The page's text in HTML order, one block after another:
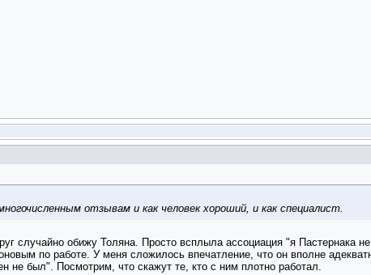
отзывам и как человек хороший, и как специалист.
случайно обижу Толяна. Просто всплыла ассоциация "я Пастернака
по работе. У меня сложилось впечатление, что он вполне
не был". Посмотрим, что скажут те, кто с ним плотно работал.